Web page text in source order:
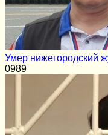
Умер нижегородский
0989